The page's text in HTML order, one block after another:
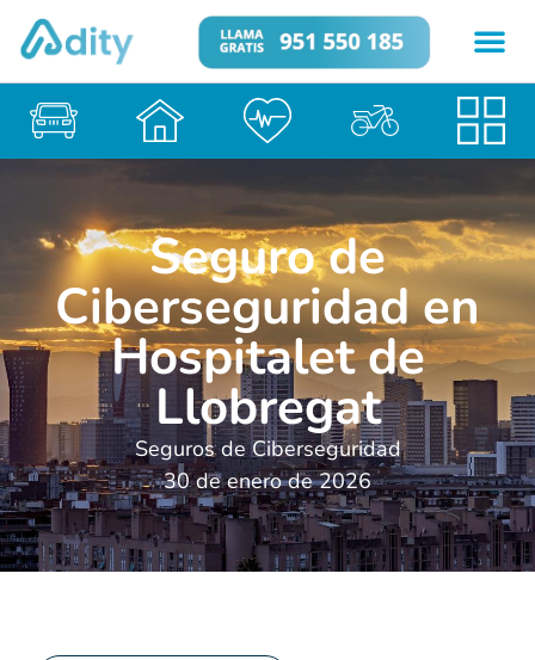
Seguro de
Ciberseguridad en
Hospitalet de
Llobregat
Seguros de Ciberseguridad
30 de enero de 2026